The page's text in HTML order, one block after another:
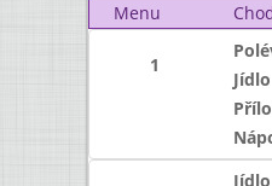
Menu
1
Jídlo
Jídlo